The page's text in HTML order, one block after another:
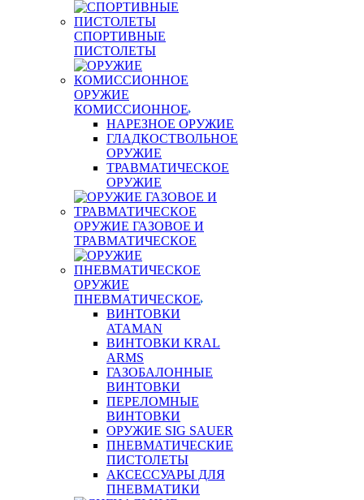
СПОРТИВНЫЕ
ПИСТОЛЕТЫ
ОРУЖИЕ
КОМИССИОННОЕ
НАРЕЗНОЕ ОРУЖИЕ
ГЛАДКОСТВОЛЬНОЕ
ОРУЖИЕ
ТРАВМАТИЧЕСКОЕ
ОРУЖИЕ
ОРУЖИЕ ГАЗОВОЕ И
ТРАВМАТИЧЕСКОЕ
ОРУЖИЕ
ПНЕВМАТИЧЕСКОЕ
ВИНТОВКИ
ATAMAN
ВИНТОВКИ KRAL
ARMS
ГАЗОБАЛОННЫЕ
ВИНТОВКИ
ПЕРЕЛОМНЫЕ
ВИНТОВКИ
ОРУЖИЕ SIG SAUER
ПНЕВМАТИЧЕСКИЕ
ПИСТОЛЕТЫ
АКСЕССУАРЫ ДЛЯ
ПНЕВМАТИКИ